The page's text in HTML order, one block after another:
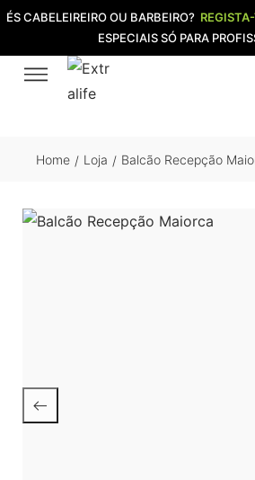
ÉS CABELEIREIRO OU BARBEIRO?
ESPECIAIS SÓ PARA
Home / Loja / Balcão Recepção